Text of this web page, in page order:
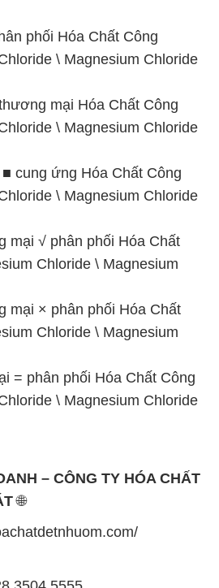
phối Hóa Chất Công
\ Magnesium Chloride
mại Hóa Chất Công
\ Magnesium Chloride
cung ứng Hóa Chất Công
\ Magnesium Chloride
mại √ phân phối Hóa Chất
Chloride \ Magnesium
mại × phân phối Hóa Chất
Chloride \ Magnesium
= phân phối Hóa Chất Công
\ Magnesium Chloride
– CÔNG TY HÓA CHẤT
🌐